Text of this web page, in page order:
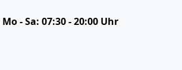
Mo - Sa: 07:30 - 20:00 Uhr